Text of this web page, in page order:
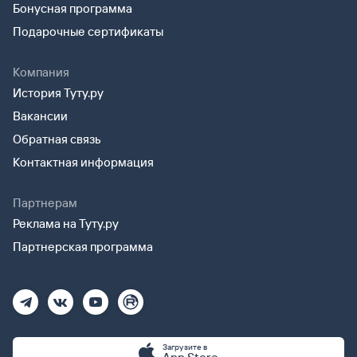
Бонусная программа
Подарочные сертификаты
Компания
История Туту.ру
Вакансии
Обратная связь
Контактная информация
Партнерам
Реклама на Туту.ру
Партнерская программа
Загрузите в